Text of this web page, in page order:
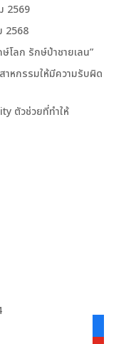
2569
2568
โลก รักษ์ป่าชายเลน”
าหกรรมให้มีความรับผิด
ตัวช่วยที่ทำให้